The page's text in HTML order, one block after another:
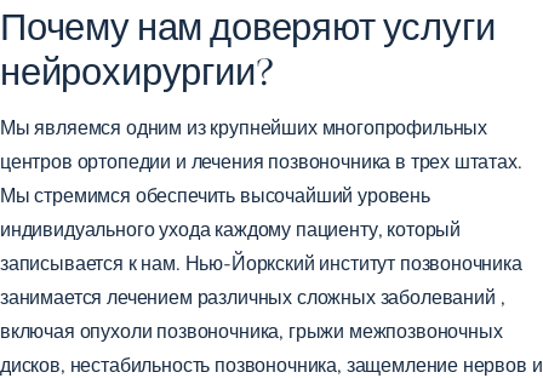
Почему нам доверяют услуги
нейрохирургии?
Мы являемся одним из крупнейших многопрофильных
центров ортопедии и лечения позвоночника в трех штатах.
Мы стремимся обеспечить высочайший уровень
индивидуального ухода каждому пациенту, который
записывается к нам. Нью-Йоркский институт позвоночника
занимается лечением различных сложных заболеваний ,
включая опухоли позвоночника, грыжи межпозвоночных
дисков, нестабильность позвоночника, защемление нервов и